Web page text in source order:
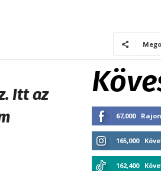
Itt az
67,000
165,000
162,400